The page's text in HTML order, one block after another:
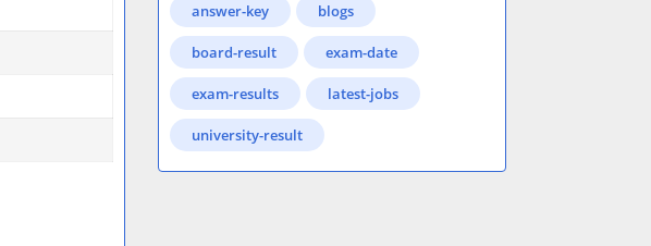
answer-key blogs
board-result exam-date
exam-results latest-jobs
university-result